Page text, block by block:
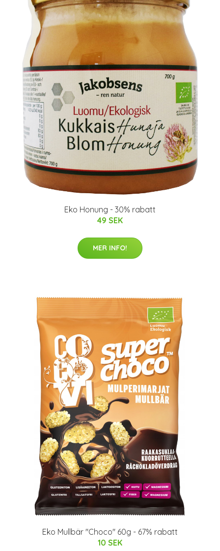
Eko Honung - 30% rabatt
49 SEK
MER INFO!
Eko Mullbär "Choco" 60g - 67% rabatt
10 SEK